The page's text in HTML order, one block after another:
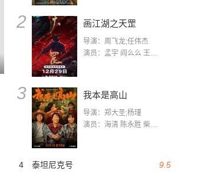
2 画江湖之天罡
导演：周飞龙;任伟杰
演员：孟宇 阎么么 王凯 郭政建 阎萌萌 杨默 高枫 齐斯伽 刘芊含 马程
3 我本是高山
导演：郑大圣;杨瑾
演员：海清 陈永胜 柴烨 王玥婷 万国鹏 美朵达瓦 赵瑞婷 罗解艳 郭莉娜 潘家艳
9.5
4 泰坦尼克号